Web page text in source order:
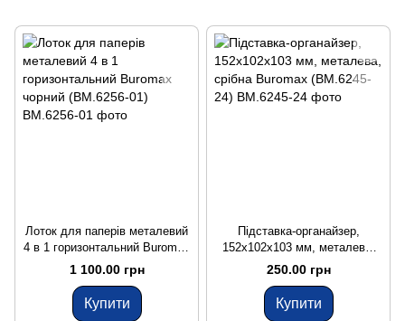
Лоток для паперів металевий
4 в 1 горизонтальний Buromax
чорний (BM.6256-01)
1 100.00 грн
Купити
Підставка-органайзер,
152x102x103 мм, металева,
срібна Buromax (BM.6245-24)
250.00 грн
Купити